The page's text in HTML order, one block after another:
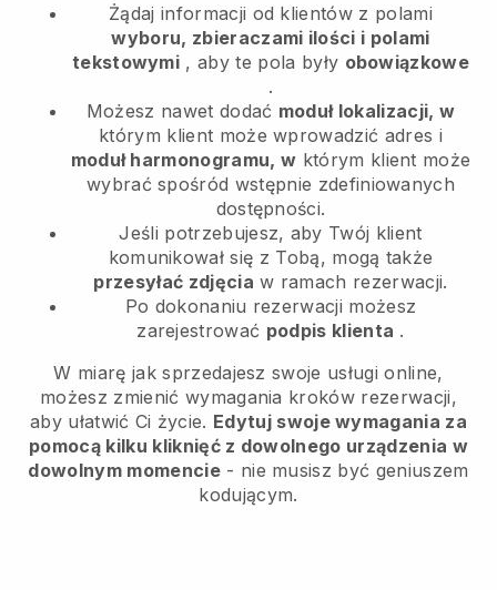
Żądaj informacji od klientów z polami
wyboru, zbieraczami ilości i polami
tekstowymi , aby te pola były obowiązkowe
.
Możesz nawet dodać moduł lokalizacji, w
którym klient może wprowadzić adres i
moduł harmonogramu, w którym klient może
wybrać spośród wstępnie zdefiniowanych
dostępności.
Jeśli potrzebujesz, aby Twój klient
komunikował się z Tobą, mogą także
przesyłać zdjęcia w ramach rezerwacji.
Po dokonaniu rezerwacji możesz
zarejestrować podpis klienta .
W miarę jak sprzedajesz swoje usługi online,
możesz zmienić wymagania kroków rezerwacji,
aby ułatwić Ci życie. Edytuj swoje wymagania za
pomocą kilku kliknięć z dowolnego urządzenia w
dowolnym momencie- nie musisz być geniuszem
kodującym.